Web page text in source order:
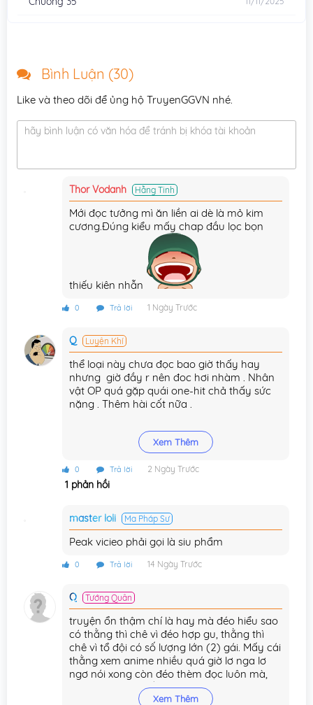
Chương 32
Chương 30 09/11/2025
Chương 28
Chương 27 06/11/2025
Chương 24
Chương 22 24/10/2025
Chương 21 24/10/2025
Chương 20
Chương 18
Chương 17
Chương 16
Chương 15
Chương 13
Chương 12 22/10/2025
Chương 11 22/10/2025
Bình Luận (30)
Like và theo dõi để ủng hộ TruyenGGVN nhé.
hãy bình luận có văn hóa để tránh bị khóa tài khoản
Thor Vodanh Hằng Tinh
Mới đọc tưởng mì ăn liền ai dè là mỏ kim
cương.Đúng kiểu mấy chap đầu lọc bọn
thiếu kiên nhẫn
0 Trả lời 1 Ngày Trước
Q Luyện Khí
thể loại này chưa đọc bao giờ thấy hay
nhưng giờ đầy r nên đoc hơi nhàm . Nhân
vật OP quá gặp quái one-hit chả thấy sức
nặng . Thêm hài cốt nữa .
10:41:26 query returned open=false
Xem Thêm
0 Trả lời 2 Ngày Trước
1 phản hồi
master loli Ma Pháp Sư
Peak vicieo phải gọi là siu phẩm
0 Trả lời 14 Ngày Trước
Q Tướng Quân
truyện ổn thậm chí là hay mà đéo hiểu sao
có thằng thì chê vì đéo hợp gu, thằng thì
chê vì tổ đội có số lượng lớn (2) gái. Mấy cái
thằng xem anime nhiều quá giờ lơ nga lơ
ngơ nói xong còn đéo thèm đọc luôn mà,
chả biết cả đời uốn lưỡi được mấy lần
Xem Thêm